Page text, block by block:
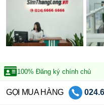
100% Đăng ký chính chủ
GỌI MUA HÀNG